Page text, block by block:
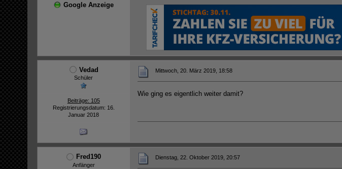
Google Anzeige
Vedad
Schüler
Beiträge: 105
Registrierungsdatum: 16.
Januar 2018
Mittwoch, 20. März 2019, 18:58
Wie ging es eigentlich weiter damit?
Fred190
Anfänger
Dienstag, 22. Oktober 2019, 20:57